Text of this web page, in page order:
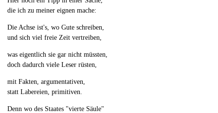
die ich zu meiner eignen mache:
Die Achse ist's, wo Gute schreiben,
und sich viel freie Zeit vertreiben,
was eigentlich sie gar nicht müssten,
doch dadurch viele Leser rüsten,
mit Fakten, argumentativen,
statt Labereien, primitiven.
Denn wo des Staates "vierte Säule"